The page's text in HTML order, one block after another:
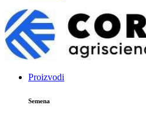
Proizvodi
Semena